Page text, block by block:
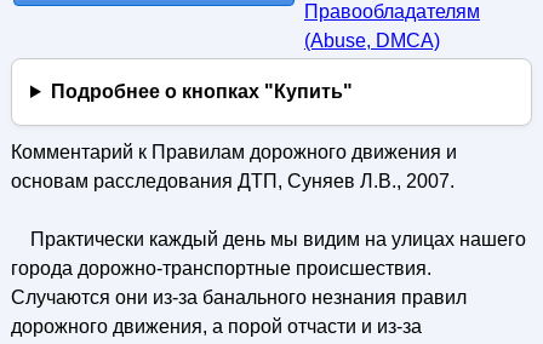
Правообладателям
(Abuse, DMСA)
Подробнее о кнопках "Купить"
Комментарий к Правилам дорожного движения и
основам расследования ДТП, Суняев Л.В., 2007.
Практически каждый день мы видим на улицах нашего
города дорожно-транспортные происшествия.
Случаются они из-за банального незнания правил
дорожного движения, а порой отчасти и из-за